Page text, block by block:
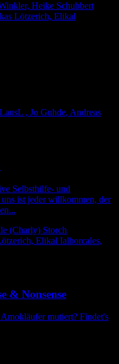
Heike Schubbert
Lötzerich, Elikal
, Jo Guhde, Andreas
Selbsthilfe- und
ist jeder willkommen, der
(Charly) Storch
Elikal Ialborcales,
& Nonsense
mutiert? Findet's